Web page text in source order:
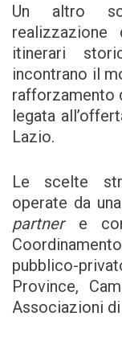
Un altro
itinerari
incontrano il
rafforzamento
legata
Lazio.
Le scelte
operate da
partner e
pubblico-
Province,
Associazioni